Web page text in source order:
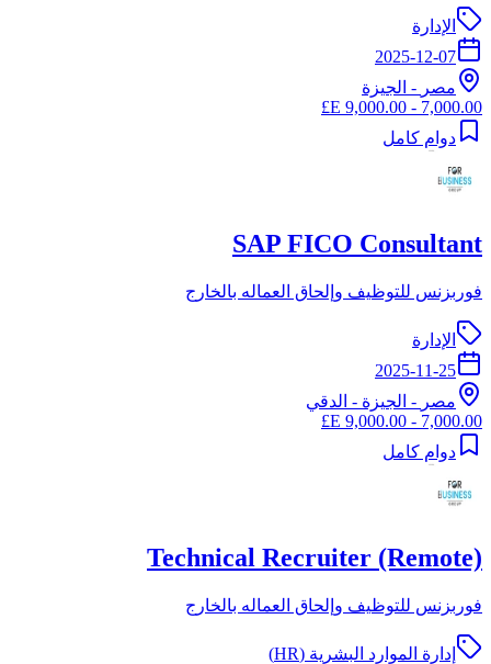
الإدارة
2025-12-07
مصر - الجيزة
7,000.00 - 9,000.00 E£
دوام كامل
SAP FICO Consultant
فوربزنس للتوظيف وإلحاق العماله بالخارج
الإدارة
2025-11-25
مصر - الجيزة - الدقي
7,000.00 - 9,000.00 E£
دوام كامل
Technical Recruiter (Remote)
فوربزنس للتوظيف وإلحاق العماله بالخارج
إدارة الموارد البشرية (HR)